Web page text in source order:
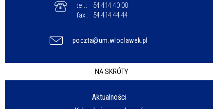
tel.:
54 414 40 00
fax.:
54 414 44 44
poczta@um.wloclawek.pl
NA SKRÓTY
Aktualności